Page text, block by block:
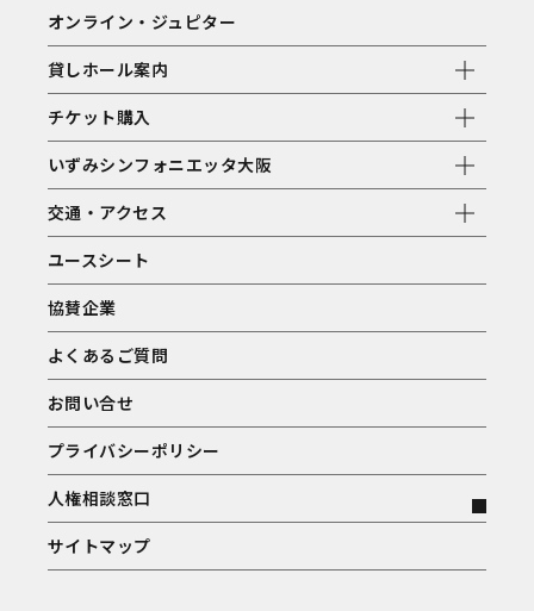
オンライン・ジュピター
貸しホール案内
チケット購入
いずみシンフォニエッタ大阪
交通・アクセス
ユースシート
協賛企業
よくあるご質問
お問い合せ
プライバシーポリシー
人権相談窓口
サイトマップ